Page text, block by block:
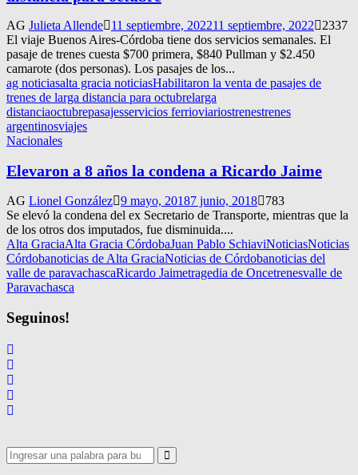
AG Julieta Allende 11 septiembre, 202211 septiembre, 2022
2337
El viaje Buenos Aires-Córdoba tiene dos servicios semanales. El
pasaje de trenes cuesta $700 primera, $840 Pullman y $2.450
camarote (dos personas). Los pasajes de los...
ag noticiasalta gracia noticiasHabilitaron la venta de pasajes de
trenes de larga distancia para octubrelarga
distanciaoctubrepasajesservicios ferrioviariostrenestrenes
argentinosviajes
Nacionales
Elevaron a 8 años la condena a Ricardo Jaime
AG Lionel González 9 mayo, 20187 junio, 2018
783
Se elevó la condena del ex Secretario de Transporte, mientras que la
de los otros dos imputados, fue disminuida....
Alta GraciaAlta Gracia CórdobaJuan Pablo SchiaviNoticiasNoticias
Córdobanoticias de Alta GraciaNoticias de Córdobanoticias del
valle de paravachascaRicardo Jaimetragedia de Oncetrenesvalle de
Paravachasca
Seguinos!
Search
for:
Search